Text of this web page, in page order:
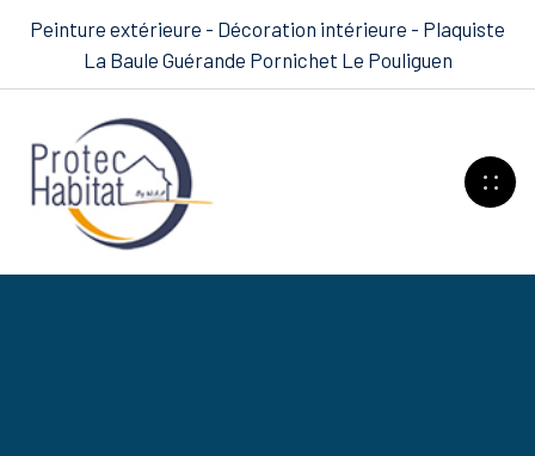
Peinture extérieure - Décoration intérieure - Plaquiste
La Baule Guérande Pornichet Le Pouliguen